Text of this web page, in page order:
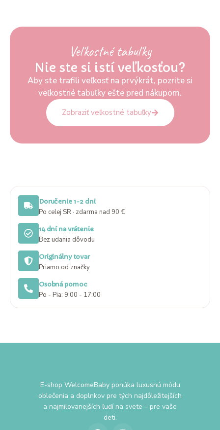
Veľkostné tabuľky
Nie ste si istí veľkosťou?
Aby ste trafili veľkosť na prvýkrát, pozrite si
veľkostné tabuľky ešte pred nákupom.
Zobraziť veľkostné tabuľky
Doručenie 1-2 dni
Po celej SR · zdarma nad 90 €
14 dní na vrátenie
Bez udania dôvodu
Originálny tovar
Priamo od značky
Osobná pomoc
Po - Pia: 9:00 - 17:00
E-shop WelcomeBaby ponúka luxusnú módu
oblečenia a doplnkov pre tých najdôležitejších
a najmilovanejších ľudí na svete – pre vaše
deti.